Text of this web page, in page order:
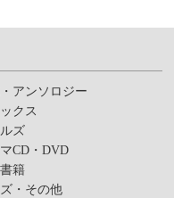
アンソロジー
クス
ズ
マCD・DVD
籍
・その他